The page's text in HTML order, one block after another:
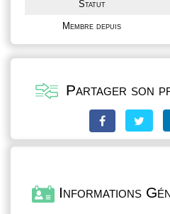
Statut
Membre depuis
Partager son
Informations